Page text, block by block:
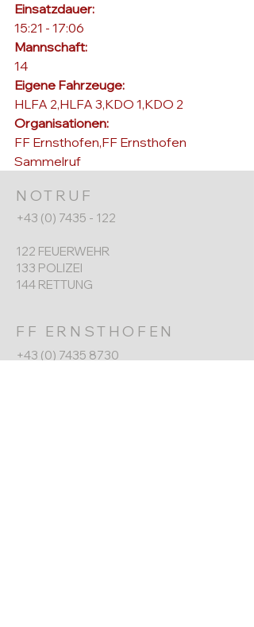
Einsatzdauer:
15:21 - 17:06
Mannschaft:
14
Eigene Fahrzeuge:
HLFA 2,HLFA 3,KDO 1,KDO 2
Organisationen:
FF Ernsthofen,FF Ernsthofen
Sammelruf
NOTRUF
+43 (0) 7435 - 122
122 FEUERWEHR
133 POLIZEI
144 RETTUNG
FF ERNSTHOFEN
+43 (0) 7435 8730